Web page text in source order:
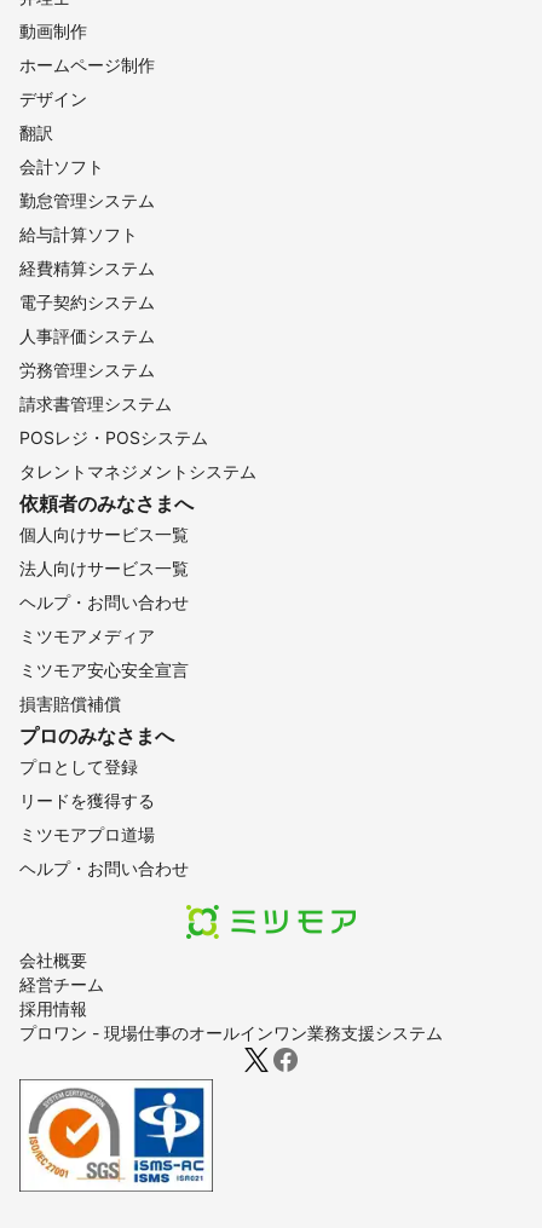
会社概要
経営チーム
採用情報
プロワン - 現場仕事のオールインワン業務支援システム
動画制作
ホームページ制作
デザイン
翻訳
会計ソフト
勤怠管理システム
給与計算ソフト
経費精算システム
電子契約システム
人事評価システム
労務管理システム
請求書管理システム
POSレジ・POSシステム
タレントマネジメントシステム
依頼者のみなさまへ
個人向けサービス一覧
法人向けサービス一覧
ヘルプ・お問い合わせ
ミツモアメディア
ミツモア安心安全宣言
損害賠償補償
プロのみなさまへ
プロとして登録
リードを獲得する
ミツモアプロ道場
ヘルプ・お問い合わせ